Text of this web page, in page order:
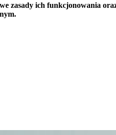
zasady ich funkcjonowania